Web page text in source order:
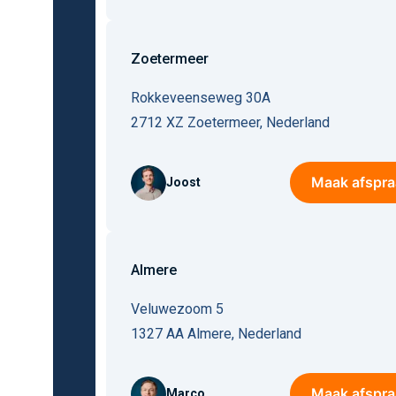
Zoetermeer
Rokkeveenseweg 30A
2712 XZ Zoetermeer, Nederland
Joost Maak
Almere
Veluwezoom 5
1327 AA Almere, Nederland